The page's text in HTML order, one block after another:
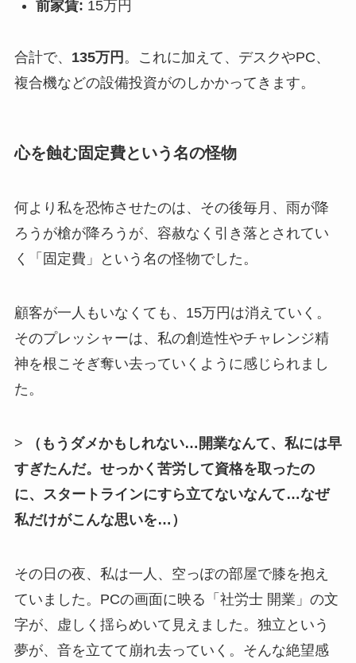
前家賃: 15万円
合計で、 135万円 。これに加えて、デスクやPC、
複合機などの設備投資がのしかかってきます。
心を蝕む固定費という名の怪物
何より私を恐怖させたのは、その後毎月、雨が降
ろうが槍が降ろうが、容赦なく引き落とされてい
く「固定費」という名の怪物でした。
顧客が一人もいなくても、15万円は消えていく。
そのプレッシャーは、私の創造性やチャレンジ精
神を根こそぎ奪い去っていくように感じられまし
た。
>
（もうダメかもしれない…開業なんて、私には早
すぎたんだ。せっかく苦労して資格を取ったの
に、スタートラインにすら立てないなんて…なぜ
私だけがこんな思いを…）
その日の夜、私は一人、空っぽの部屋で膝を抱え
ていました。PCの画面に映る「社労士 開業」の文
字が、虚しく揺らめいて見えました。独立という
夢が、音を立てて崩れ去っていく。そんな絶望感